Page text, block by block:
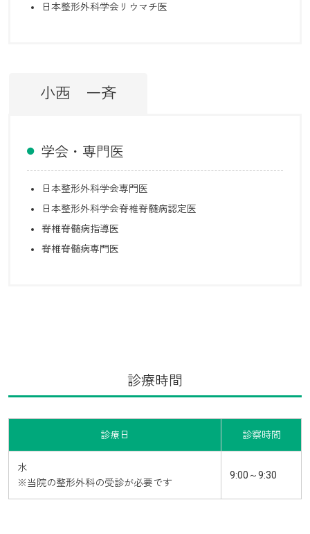
日本整形外科学会リウマチ医
小西 一斉
学会・専門医
日本整形外科学会専門医
日本整形外科学会脊椎脊髄病認定医
脊椎脊髄病指導医
脊椎脊髄病専門医
診療時間
診療日 診察時間
水
※当院の整形外科の受診が必要です
9:00～9:30